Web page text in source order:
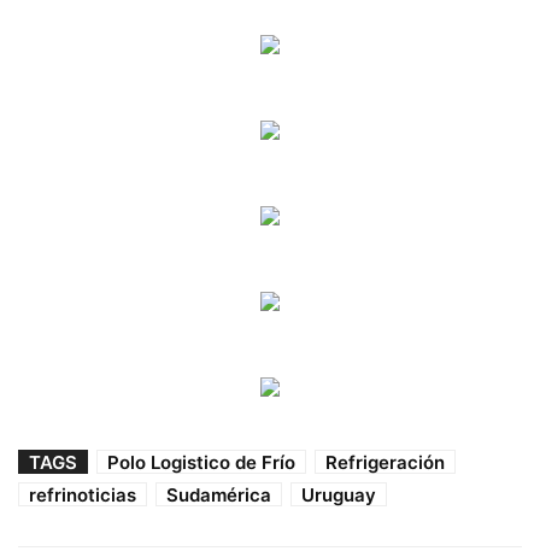
TAGS Polo Logistico de Frío
Refrigeración
refrinoticias
Sudamérica Uruguay